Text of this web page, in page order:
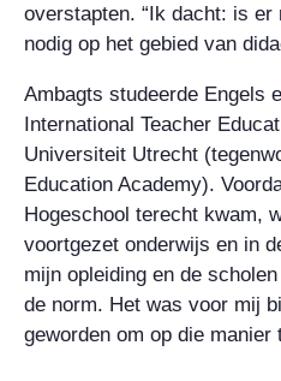
overstapten. “Ik dacht: is er
nodig op het gebied van
Ambagts studeerde Engels
International Teacher
Universiteit Utrecht
Education Academy).
Hogeschool terecht kwam,
voortgezet onderwijs en in
mijn opleiding en de
de norm. Het was voor mij
geworden om op die manier